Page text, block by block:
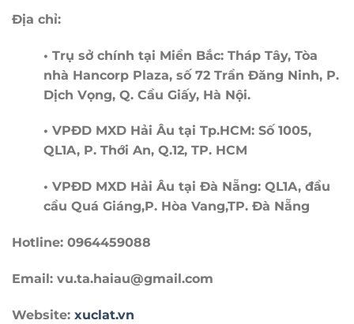
Địa chỉ:
• Trụ sở chính tại Miền Bắc: Tháp Tây, Tòa
nhà Hancorp Plaza, số 72 Trần Đăng Ninh, P.
Dịch Vọng, Q. Cầu Giấy, Hà Nội.
• VPĐD MXD Hải Âu tại Tp.HCM: Số 1005,
QL1A, P. Thới An, Q.12, TP. HCM
• VPĐD MXD Hải Âu tại Đà Nẵng: QL1A, đầu
cầu Quá Giáng,P. Hòa Vang,TP. Đà Nẵng
Hotline: 0964459088
Email: vu.ta.haiau@gmail.com
Website: xuclat.vn